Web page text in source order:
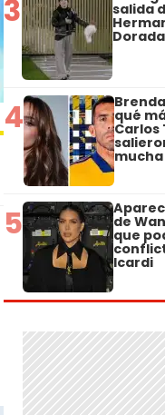
3 salida
Dorada
4 qué
Carlos
5 de
que
Icardi